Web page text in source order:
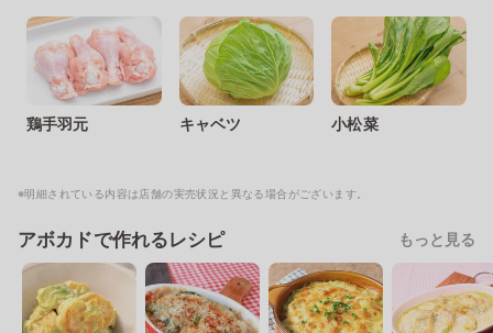
鶏手羽元 キャベツ 小松菜
※明細されている内容は店舗の実売状況と異なる場合がございます。
アボカドで作れるレシピ もっと見る